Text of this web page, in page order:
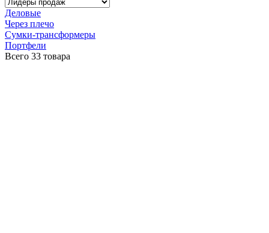
Деловые
Через плечо
Сумки-трансформеры
Портфели
Всего 33 товара